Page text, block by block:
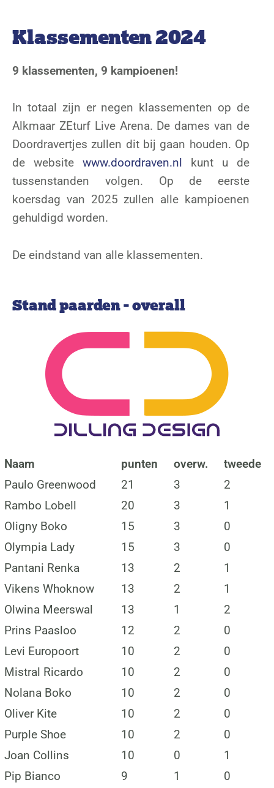
Klassementen 2024
9 klassementen, 9 kampioenen!
In totaal zijn er negen klassementen op de
Alkmaar ZEturf Live Arena. De dames van de
Doordravertjes zullen dit bij gaan houden. Op
de website www.doordraven.nl kunt u de
tussenstanden volgen. Op de eerste
koersdag van 2025 zullen alle kampioenen
gehuldigd worden.
De eindstand van alle klassementen.
Stand paarden - overall
Naam punten overw.
tweede
Paulo Greenwood
21 3
2
Rambo Lobell
20 3
1
Oligny Boko
15 3
0
Olympia Lady
15 3
0
Pantani Renka
13 2
1
Vikens Whoknow
13 2
1
Olwina Meerswal
13 1
2
Prins Paasloo
12 2
0
Levi Europoort
10 2
0
Mistral Ricardo
10 2
0
Nolana Boko
10 2
0
Oliver Kite
10 2
0
Purple Shoe
10 2
0
Joan Collins
10 0
1
Pip Bianco
9 1 0